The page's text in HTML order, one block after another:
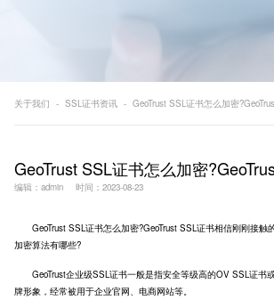
关于我们 SSL证书资讯 GeoTrust SSL证书怎么加密
GeoTrust SSL证书怎么加密
编辑：admin 时间：2023-08-23
GeoTrust SSL证书怎么加密?GeoTrust SSL证书相信刚刚接触
加密算法有哪些?
GeoTrust企业级SSL证书一般是指安全等级高的OV SSL证书
牌形象，经常被用于企业官网、电商网站等。